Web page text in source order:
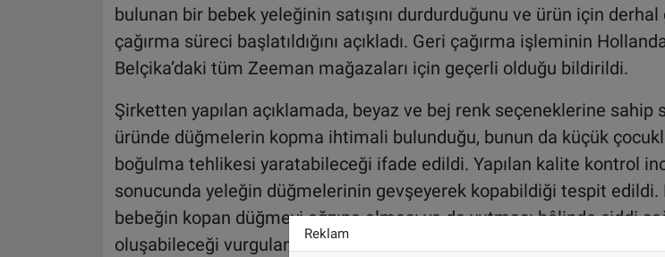
bulunan bir bebek yeleğinin satışını durdurduğunu ve ürün için derhal
çağırma süreci başlatıldığını açıkladı. Geri çağırma işleminin
Belçika’daki tüm Zeeman mağazaları için geçerli olduğu bildirildi.
Şirketten yapılan açıklamada, beyaz ve bej renk seçeneklerine sahip
üründe düğmelerin kopma ihtimali bulunduğu, bunun da küçük
boğulma tehlikesi yaratabileceği ifade edildi. Yapılan kalite kontrol
sonucunda yeleğin düğmelerinin gevşeyerek kopabildiği tespit edildi.
bebeğin kopan düğmeyi ağzına alması ya da yutması hâlinde ciddi
oluşabileceği vurgulandı.
Reklam